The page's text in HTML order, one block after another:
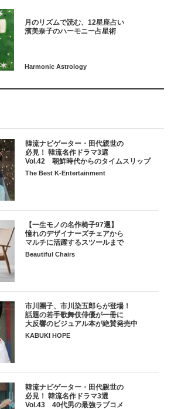
月のリズムで読む、12星座占い
韓流ナビゲーター・田代親世の
必見！ 韓流名作ドラマ3選
Vol.42 朝鮮時代からのタイムスリップ
The Best K-Entertainment
【一生モノの名作椅子97選】
憧れのデザイナーズチェアから
マルチに活躍するスツールまで
Beautiful Chairs
市川團子、市川染五郎らが登場！
話題の若手歌舞伎俳優が一冊に
大反響のビジュアル本が絶賛発売中
KABUKI HOPE
韓流ナビゲーター・田代親世の
必見！ 韓流名作ドラマ3選
Vol.43 40代男の最強ラブコメ